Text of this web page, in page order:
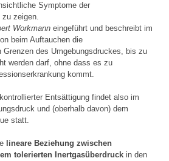
Symptome der
zu zeigen.
Workmann eingeführt und beschreibt im
beim Auftauchen die
Grenzen des Umgebungsdruckes, bis zu
werden darf, ohne dass es zu
kommt.
Entsättigung findet also im
und (oberhalb davon) dem
statt.
lineare Beziehung zwischen
tolerierten Inertgasüberdruck in den